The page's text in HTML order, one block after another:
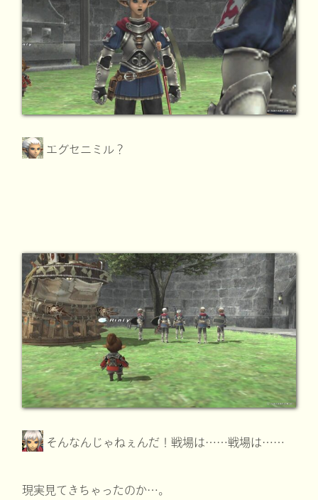
エグセニミル？
そんなんじゃねぇんだ！戦場は……戦場は……
現実見てきちゃったのか…。